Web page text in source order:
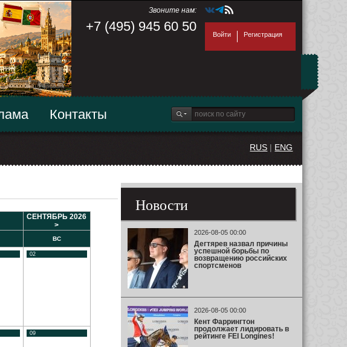
Звоните нам:
+7 (495) 945 60 50
Войти Регистрация
Контакты
RUS | ENG
СЕНТЯБРЬ 2026
>
ВС
02
09
Новости
2026-08-05 00:00
Дегтярев назвал причины
успешной борьбы по
возвращению российских
спортсменов
2026-08-05 00:00
Кент Фаррингтон
продолжает лидировать в
рейтинге FEI Longines!